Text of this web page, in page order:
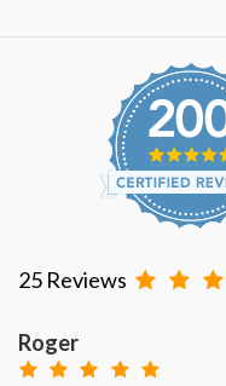
25 Reviews
Roger